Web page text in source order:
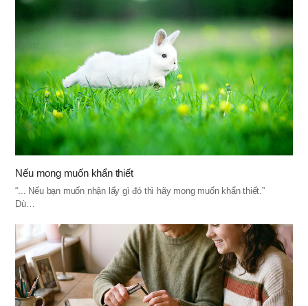
Nếu mong muốn khẩn thiết
“... Nếu bạn muốn nhận lấy gì đó thì hãy mong muốn khẩn thiết.”
Dù…